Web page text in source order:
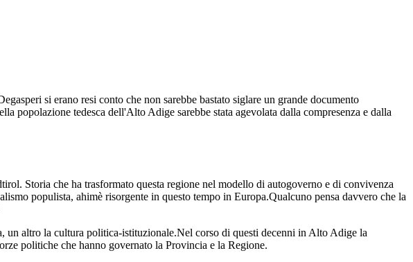
si erano resi conto che non sarebbe bastato siglare un grande documento
popolazione tedesca dell'Alto Adige sarebbe stata agevolata dalla compresenza e dalla
Storia che ha trasformato questa regione nel modello di autogoverno e di convivenza
populista, ahimè risorgente in questo tempo in Europa.Qualcuno pensa davvero che la
altro la cultura politica-istituzionale.Nel corso di questi decenni in Alto Adige la
politiche che hanno governato la Provincia e la Regione.